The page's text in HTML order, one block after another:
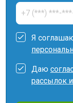
Я
Даю
рассылок